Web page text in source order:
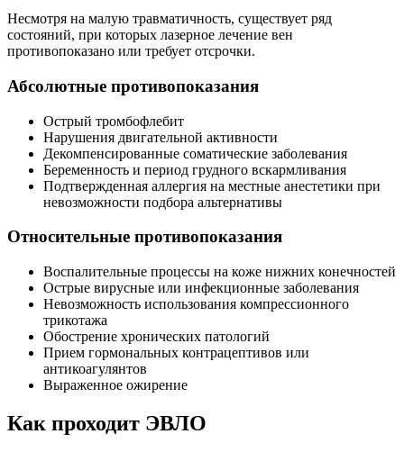
Несмотря на малую травматичность, существует ряд
состояний, при которых лазерное лечение вен
противопоказано или требует отсрочки.
Абсолютные противопоказания
Острый тромбофлебит
Нарушения двигательной активности
Декомпенсированные соматические заболевания
Беременность и период грудного вскармливания
Подтвержденная аллергия на местные анестетики при
невозможности подбора альтернативы
Относительные противопоказания
Воспалительные процессы на коже нижних конечностей
Острые вирусные или инфекционные заболевания
Невозможность использования компрессионного
трикотажа
Обострение хронических патологий
Прием гормональных контрацептивов или
антикоагулянтов
Выраженное ожирение
Как проходит ЭВЛО